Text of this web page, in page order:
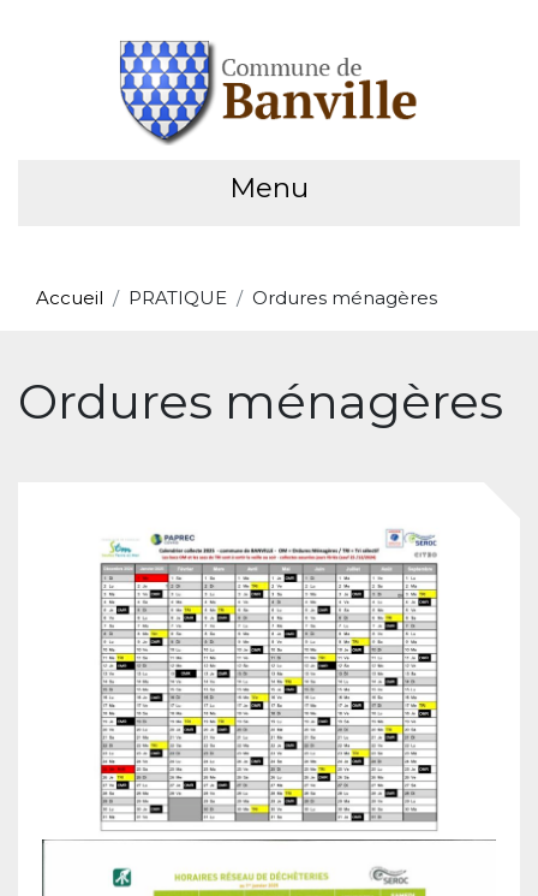
Menu
Accueil PRATIQUE Ordures ménagères
Ordures ménagères